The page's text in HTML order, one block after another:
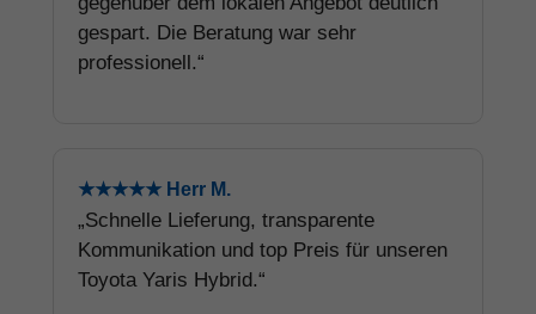
gespart. Die Beratung war sehr
professionell.“
★★★★★ Herr M.
„Schnelle Lieferung, transparente
Kommunikation und top Preis für unseren
Toyota Yaris Hybrid.“